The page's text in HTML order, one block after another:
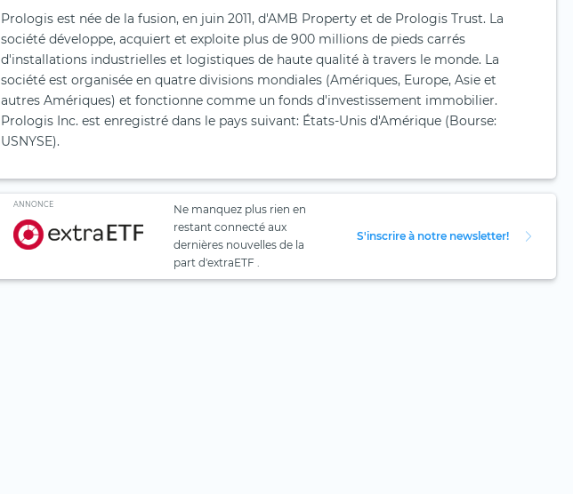
Prologis est née de la fusion, en juin 2011, d'AMB Property et de Prologis Trust. La
société développe, acquiert et exploite plus de 900 millions de pieds carrés
d'installations industrielles et logistiques de haute qualité à travers le monde. La
société est organisée en quatre divisions mondiales (Amériques, Europe, Asie et
autres Amériques) et fonctionne comme un fonds d'investissement immobilier.
Prologis Inc. est enregistré dans le pays suivant: États-Unis d'Amérique (Bourse:
USNYSE).
ANNONCE
Ne manquez plus rien en
restant connecté aux
dernières nouvelles de la
part d'extraETF .
S'inscrire à notre newsletter!